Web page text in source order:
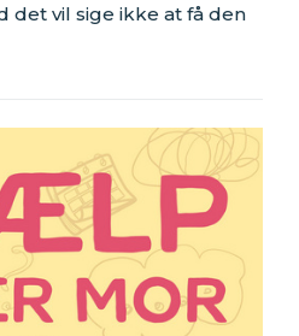
det vil sige ikke at få den